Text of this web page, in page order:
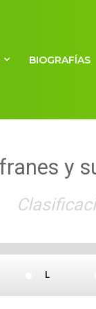
BIOGRAFÍAS
y
L
Últimos